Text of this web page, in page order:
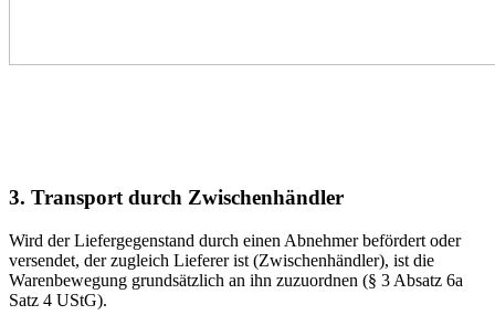
3. Transport durch Zwischenhändler
Wird der Liefergegenstand durch einen Abnehmer befördert oder
versendet, der zugleich Lieferer ist (Zwischenhändler), ist die
Warenbewegung grundsätzlich an ihn zuzuordnen (§ 3 Absatz 6a
Satz 4 UStG).